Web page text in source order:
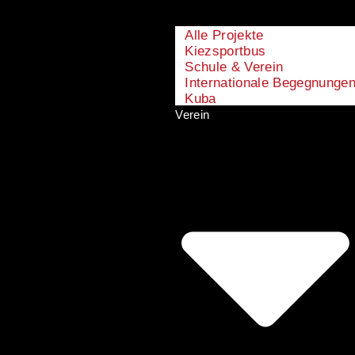
Alle Projekte
Kiezsportbus
Schule & Verein
Internationale
Kuba
Verein